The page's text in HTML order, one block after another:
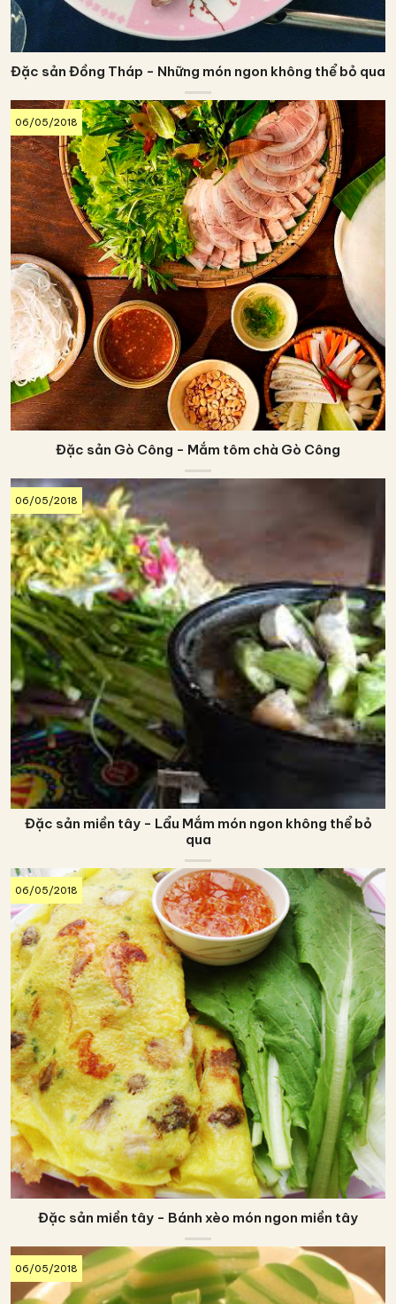
Đặc sản Đồng Tháp - Những món ngon không thể bỏ qua
06/05/2018
Đặc sản Gò Công - Mắm tôm chà Gò Công
06/05/2018
Đặc sản miền tây - Lẩu Mắm món ngon không thể bỏ
qua
06/05/2018
Đặc sản miền tây - Bánh xèo món ngon miền tây
06/05/2018